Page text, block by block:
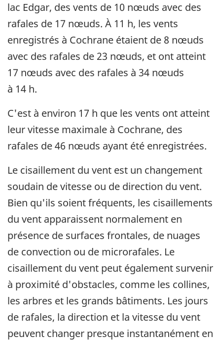
lac Edgar, des vents de 10 nœuds avec des
rafales de 17 nœuds. À 11 h, les vents
enregistrés à Cochrane étaient de 8 nœuds
avec des rafales de 23 nœuds, et ont atteint
17 nœuds avec des rafales à 34 nœuds
à 14 h.
C'est à environ 17 h que les vents ont atteint
leur vitesse maximale à Cochrane, des
rafales de 46 nœuds ayant été enregistrées.
Le cisaillement du vent est un changement
soudain de vitesse ou de direction du vent.
Bien qu'ils soient fréquents, les cisaillements
du vent apparaissent normalement en
présence de surfaces frontales, de nuages
de convection ou de microrafales. Le
cisaillement du vent peut également survenir
à proximité d'obstacles, comme les collines,
les arbres et les grands bâtiments. Les jours
de rafales, la direction et la vitesse du vent
peuvent changer presque instantanément en